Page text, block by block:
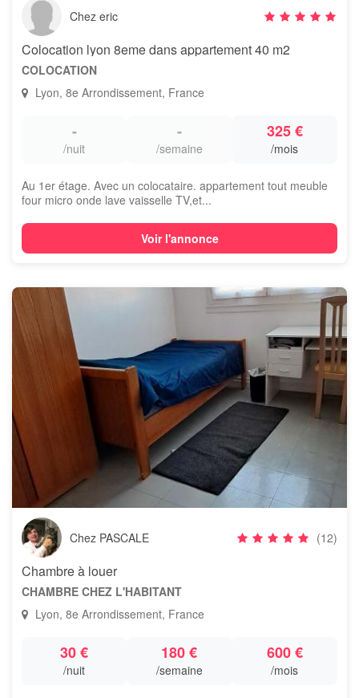
Chez eric
Colocation lyon 8eme dans appartement 40 m2
COLOCATION
Lyon, 8e Arrondissement, France
-
/nuit
-
/semaine
325 €
/mois
Au 1er étage. Avec un colocataire. appartement tout meuble
four micro onde lave vaisselle TV,et...
Voir l'annonce
Chez PASCALE (12)
Chambre à louer
CHAMBRE CHEZ L'HABITANT
Lyon, 8e Arrondissement, France
30 €
/nuit
180 €
/semaine
600 €
/mois